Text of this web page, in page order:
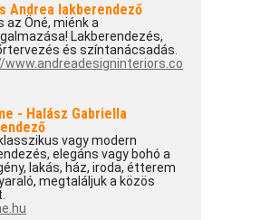
Andrea lakberendező
az Öné, miénk a
Lakberendezés,
és színtanácsadás.
www.andreadesigninteriors.co
- Halász Gabriella
vagy modern
elegáns vagy bohó a
lakás, ház, iroda, étterem
megtaláljuk a közös